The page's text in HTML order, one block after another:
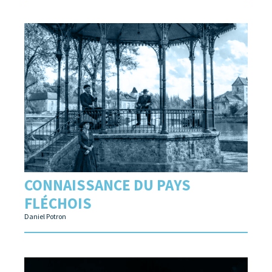
CONNAISSANCE DU PAYS
FLÉCHOIS
Daniel Potron